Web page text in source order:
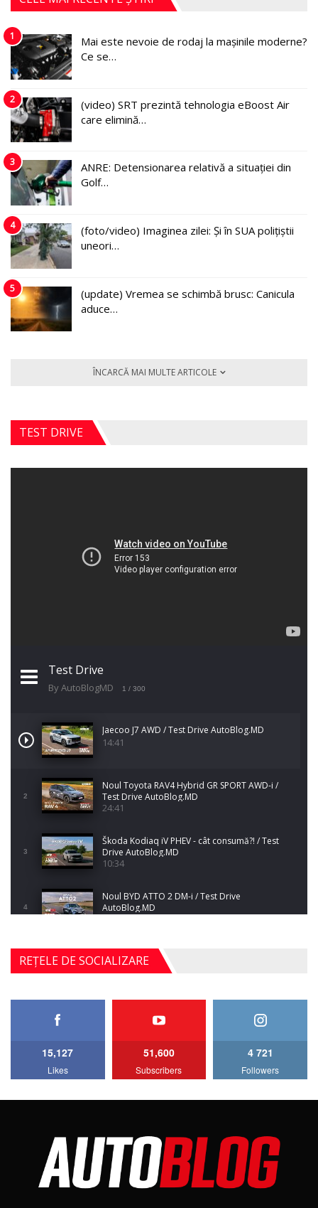
1
Mai este nevoie de rodaj la mașinile moderne?
Ce se…
2
(video) SRT prezintă tehnologia eBoost Air
care elimină…
3
ANRE: Detensionarea relativă a situației din
Golf…
4
(foto/video) Imaginea zilei: Și în SUA polițiștii
uneori…
5
(update) Vremea se schimbă brusc: Canicula
aduce…
ÎNCARCĂ MAI MULTE ARTICOLE
TEST DRIVE
Test Drive
By AutoBlogMD 1 / 300
Jaecoo J7 AWD / Test Drive AutoBlog.MD
14:41
2
Noul Toyota RAV4 Hybrid GR SPORT AWD-i /
Test Drive AutoBlog.MD
24:41
3
Škoda Kodiaq iV PHEV - cât consumă?! / Test
Drive AutoBlog.MD
10:34
4
Noul BYD ATTO 2 DM-i / Test Drive
AutoBlog.MD
17:35
5
Noul Mercedes-Benz S-Class facelift (S 580
4MATIC V223) / Test Drive AutoBlog.MD
27:33
AutoBlog.MD
15:08
Noul Geely EX2 / Test Drive AutoBlog.MD
15:22
REȚELE DE SOCIALIZARE
15,127
Likes
51,600
Subscribers
4 721
Followers